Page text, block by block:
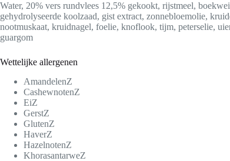
Water, 20% vers rundvlees 12,5% gekookt, rijstmeel,
gehydrolyseerde koolzaad, gist extract, zonnebloemolie,
nootmuskaat, kruidnagel, foelie, knoflook, tijm, peterselie,
guargom
Wettelijke allergenen
AmandelenZ
CashewnotenZ
EiZ
GerstZ
GlutenZ
HaverZ
HazelnotenZ
KhorasantarweZ